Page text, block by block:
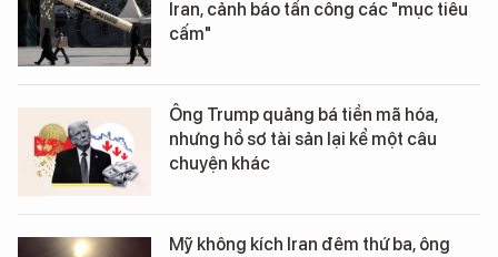
Iran, cảnh báo tấn công các "mục tiêu
cấm"
Ông Trump quảng bá tiền mã hóa,
nhưng hồ sơ tài sản lại kể một câu
chuyện khác
Mỹ không kích Iran đêm thứ ba, ông